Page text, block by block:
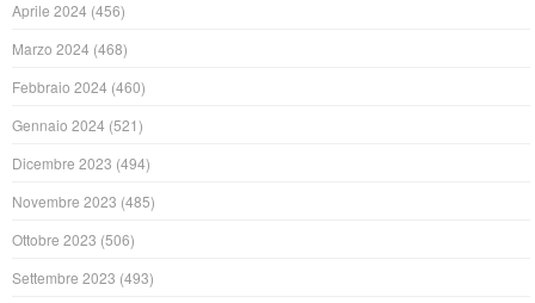
Aprile 2024 (456)
Marzo 2024 (468)
Febbraio 2024 (460)
Gennaio 2024 (521)
Dicembre 2023 (494)
Novembre 2023 (485)
Ottobre 2023 (506)
Settembre 2023 (493)